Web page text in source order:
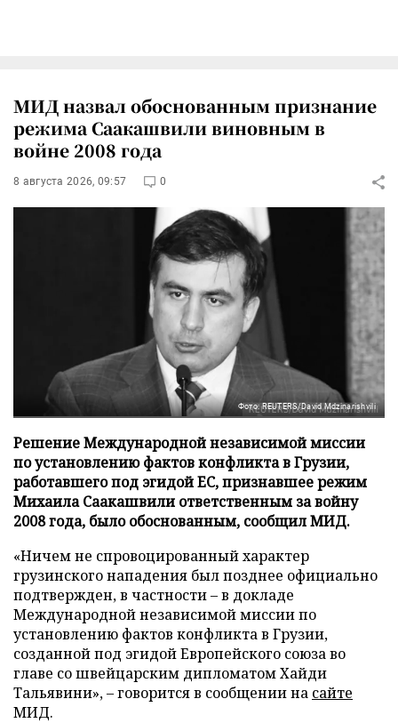
МИД назвал обоснованным признание
режима Саакашвили виновным в
войне 2008 года
8 августа 2026, 09:57 0
Фото: REUTERS/David Mdzinarishvili
Решение Международной независимой миссии
по установлению фактов конфликта в Грузии,
работавшего под эгидой ЕС, признавшее режим
Михаила Саакашвили ответственным за войну
2008 года, было обоснованным, сообщил МИД.
«Ничем не спровоцированный характер
грузинского нападения был позднее официально
подтвержден, в частности – в докладе
Международной независимой миссии по
установлению фактов конфликта в Грузии,
созданной под эгидой Европейского союза во
главе со швейцарским дипломатом Хайди
Тальявини», – говорится в сообщении на сайте
МИД.